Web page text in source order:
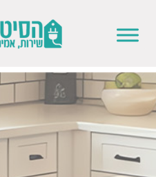
Skip to content